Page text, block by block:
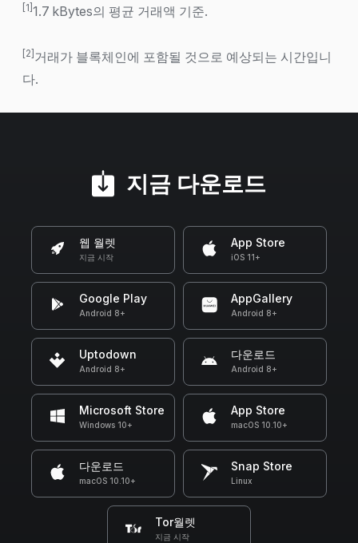
[1] 1.7 kBytes의 평균 거래액 기준.
[2]거래가 블록체인에 포함될 것으로 예상되는 시간입니
다.
지금 다운로드
웹 월렛
지금 시작
App Store
iOS 11+
Google Play
Android 8+
AppGallery
Android 8+
Uptodown
Android 8+
다운로드
Android 8+
Microsoft Store
Windows 10+
App Store
macOS 10.10+
다운로드
macOS 10.10+
Snap Store
Linux
Tor월렛
지금 시작